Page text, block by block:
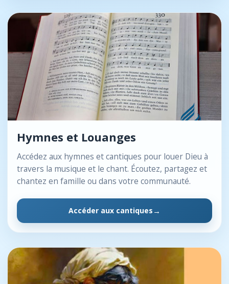
Hymnes et Louanges
Accédez aux hymnes et cantiques pour louer Dieu à
travers la musique et le chant. Écoutez, partagez et
chantez en famille ou dans votre communauté.
Accéder aux cantiques